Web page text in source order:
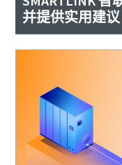
并提供实用建议